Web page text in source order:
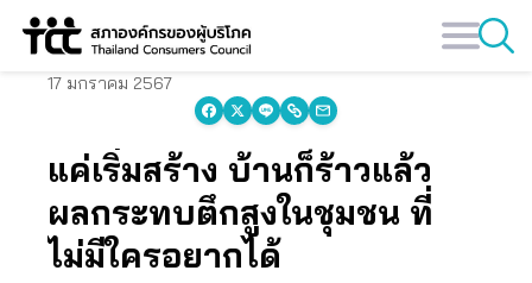
Skip
17 มกราคม 2567
แค่เริ่มสร้าง บ้านก็ร้าวแล้ว
ผลกระทบตึกสูงในชุมชน ที่
ไม่มีใครอยากได้